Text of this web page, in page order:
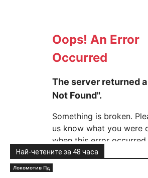
Най-четените за 48 часа
Локомотив Пд